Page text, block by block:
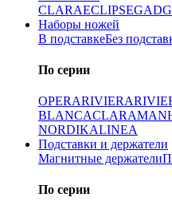
CLARAECLIPSE
Наборы ножей
В подставкеБез
По серии
OPERARIVIERA
BLANCACLARA
NORDIKALINEA
Подставки и держатели
Магнитные держатели
По серии